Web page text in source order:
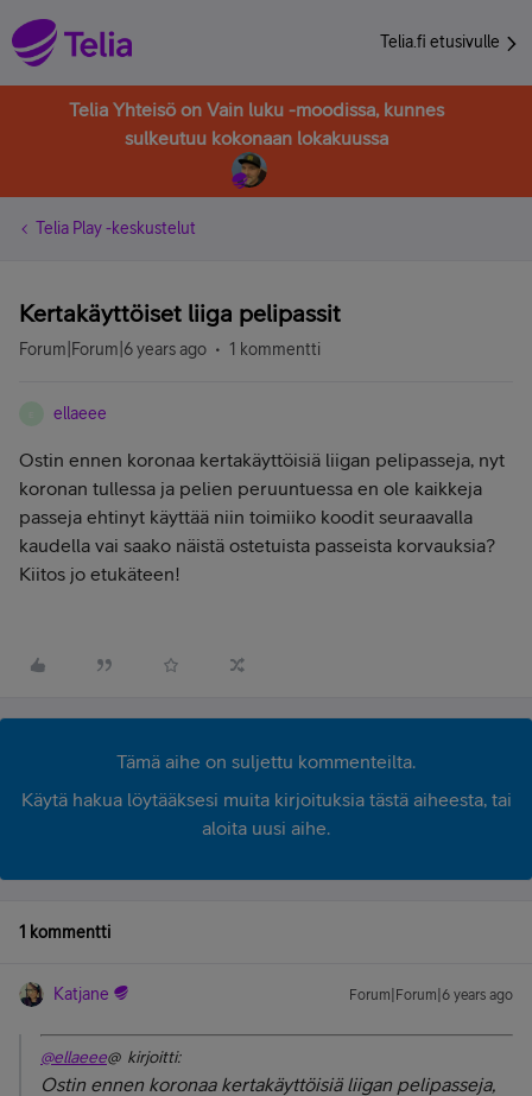
Telia.fi etusivulle
Telia Yhteisö on Vain luku -moodissa, kunnes
sulkeutuu kokonaan lokakuussa
Telia Play -keskustelut
Kertakäyttöiset liiga pelipassit
Forum|Forum|6 years ago 1 kommentti
ellaeee
Ostin ennen koronaa kertakäyttöisiä liigan pelipasseja, nyt
koronan tullessa ja pelien peruuntuessa en ole kaikkeja
passeja ehtinyt käyttää niin toimiiko koodit seuraavalla
kaudella vai saako näistä ostetuista passeista korvauksia?
Kiitos jo etukäteen!
Tämä aihe on suljettu kommenteilta.
Käytä hakua löytääksesi muita kirjoituksia tästä aiheesta, tai
aloita uusi aihe.
1 kommentti
Katjane Forum|Forum|6 years ago
@ellaeee@ kirjoitti:
Ostin ennen koronaa kertakäyttöisiä liigan pelipasseja,